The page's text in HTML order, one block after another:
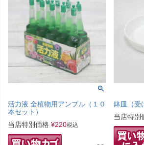
活力液 全植物用アンプル（１０
本セット）
当店特別価格 ¥220税込
鉢皿（受
当店特別